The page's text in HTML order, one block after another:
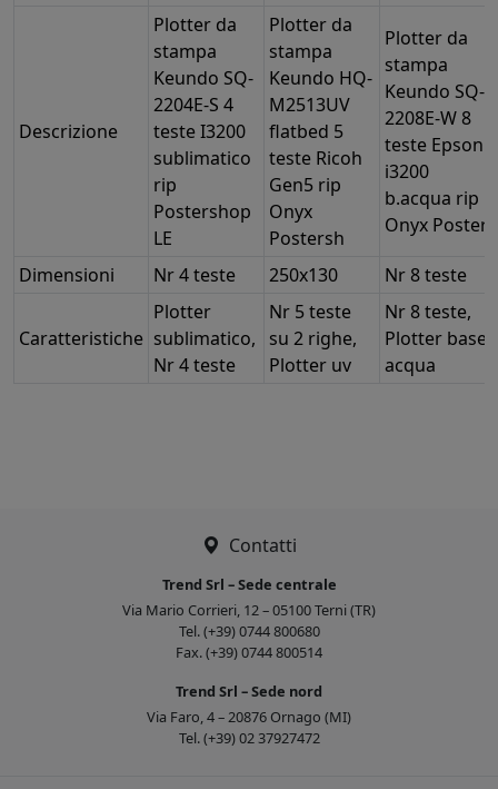
Descrizione
Plotter da
stampa
Keundo SQ-
2204E-S 4
teste I3200
sublimatico
rip
Postershop
LE
Plotter da
stampa
Keundo HQ-
M2513UV
flatbed 5
teste Ricoh
Gen5 rip
Onyx
Postersh
Plotter da
stampa
Keundo SQ-
2208E-W 8
teste Epson
i3200
b.acqua rip
Onyx Poster
Dimensioni Nr 4 teste 250x130 Nr 8 teste
Caratteristiche
Plotter
sublimatico,
Nr 4 teste
Nr 5 teste
su 2 righe,
Plotter uv
Nr 8 teste,
Plotter base
acqua
Contatti
Trend Srl – Sede centrale
Via Mario Corrieri, 12 – 05100 Terni (TR)
Tel. (+39) 0744 800680
Fax. (+39) 0744 800514
Trend Srl – Sede nord
Via Faro, 4 – 20876 Ornago (MI)
Tel. (+39) 02 37927472